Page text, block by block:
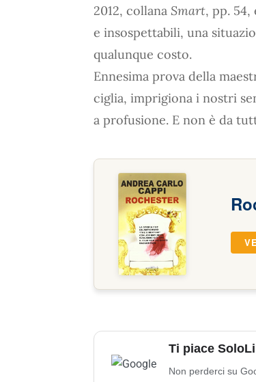
2012, collana Smart, pp.
e insospettabili, una
qualunque costo.
Ennesima prova della
ciglia, imprigiona i nostri
a profusione. E non è da
Ti piace
Non perderci su